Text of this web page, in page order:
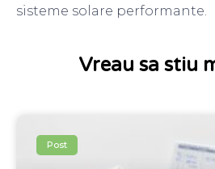
sisteme solare performante.
Vreau sa stiu
Post